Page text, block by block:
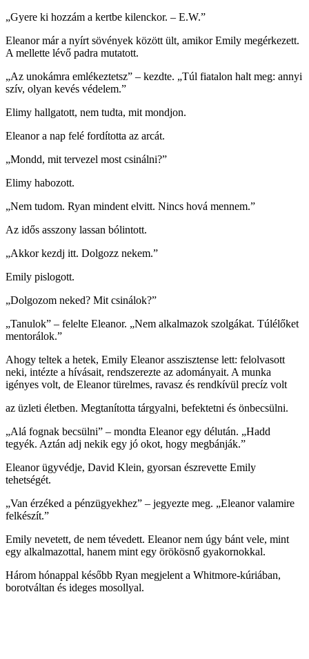
„Gyere ki hozzám a kertbe kilenckor. – E.W.”
Eleanor már a nyírt sövények között ült, amikor Emily megérkezett.
A mellette lévő padra mutatott.
„Az unokámra emlékeztetsz” – kezdte. „Túl fiatalon halt meg: annyi
szív, olyan kevés védelem.”
Elimy hallgatott, nem tudta, mit mondjon.
Eleanor a nap felé fordította az arcát.
„Mondd, mit tervezel most csinálni?”
Elimy habozott.
„Nem tudom. Ryan mindent elvitt. Nincs hová mennem.”
Az idős asszony lassan bólintott.
„Akkor kezdj itt. Dolgozz nekem.”
Emily pislogott.
„Dolgozom neked? Mit csinálok?”
„Tanulok” – felelte Eleanor. „Nem alkalmazok szolgákat. Túlélőket
mentorálok.”
Ahogy teltek a hetek, Emily Eleanor asszisztense lett: felolvasott
neki, intézte a hívásait, rendszerezte az adományait. A munka
igényes volt, de Eleanor türelmes, ravasz és rendkívül precíz volt
az üzleti életben. Megtanította tárgyalni, befektetni és önbecsülni.
„Alá fognak becsülni” – mondta Eleanor egy délután. „Hadd
tegyék. Aztán adj nekik egy jó okot, hogy megbánják.”
Eleanor ügyvédje, David Klein, gyorsan észrevette Emily
tehetségét.
„Van érzéked a pénzügyekhez” – jegyezte meg. „Eleanor valamire
felkészít.”
Emily nevetett, de nem tévedett. Eleanor nem úgy bánt vele, mint
egy alkalmazottal, hanem mint egy örökösnő gyakornokkal.
Három hónappal később Ryan megjelent a Whitmore-kúriában,
borotváltan és ideges mosollyal.